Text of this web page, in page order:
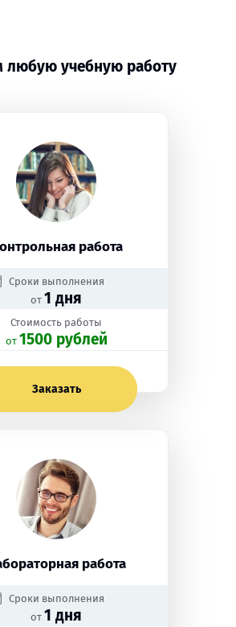
любую учебную работу
работа
Сроки выполнения
от 1 дня
Стоимость работы
oт 1500 рублей
Заказать
работа
Сроки выполнения
от 1 дня